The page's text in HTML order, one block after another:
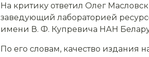
На критику ответил Олег
заведующий лабораторией
имени В. Ф. Купревича НАН
По его словам, качество